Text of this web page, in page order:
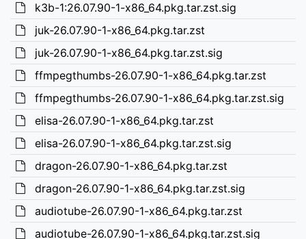
k3b-1:26.07.90-1-x86_64.pkg.tar.zst.sig
juk-26.07.90-1-x86_64.pkg.tar.zst
juk-26.07.90-1-x86_64.pkg.tar.zst.sig
ffmpegthumbs-26.07.90-1-x86_64.pkg.tar.zst
ffmpegthumbs-26.07.90-1-x86_64.pkg.tar.zst.sig
elisa-26.07.90-1-x86_64.pkg.tar.zst
elisa-26.07.90-1-x86_64.pkg.tar.zst.sig
dragon-26.07.90-1-x86_64.pkg.tar.zst
dragon-26.07.90-1-x86_64.pkg.tar.zst.sig
audiotube-26.07.90-1-x86_64.pkg.tar.zst
audiotube-26.07.90-1-x86_64.pkg.tar.zst.sig